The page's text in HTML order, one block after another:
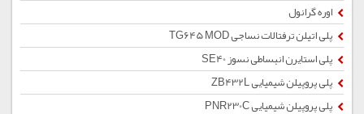
اوره گرانول
پلی اتیلن ترفتالات نساجی TG645 MOD
پلی استایرن انبساطی نسوز SE40
پلی پروپیلن شیمیایی ZB432L
پلی پروپیلن شیمیایی PNR230C